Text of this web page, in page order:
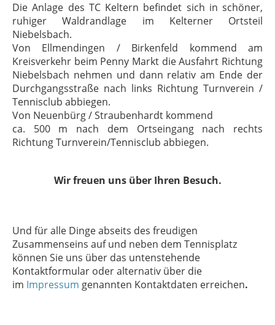
Die Anlage des TC Keltern befindet sich in schöner,
ruhiger Waldrandlage im Kelterner Ortsteil
Niebelsbach.
Von Ellmendingen / Birkenfeld kommend am
Kreisverkehr beim Penny Markt die Ausfahrt Richtung
Niebelsbach nehmen und dann relativ am Ende der
Durchgangsstraße nach links Richtung Turnverein /
Tennisclub abbiegen.
Von Neuenbürg/ Straubenhardt kommend
ca. 500 m nach dem Ortseingang nach rechts
Richtung Turnverein/Tennisclub abbiegen.
Wir freuen uns über Ihren Besuch.
Und für alle Dinge abseits des freudigen
Zusammenseins auf und neben dem Tennisplatz
können Sie uns über das untenstehende
Kontaktformular oder alternativ über die
im Impressum genannten Kontaktdaten erreichen.